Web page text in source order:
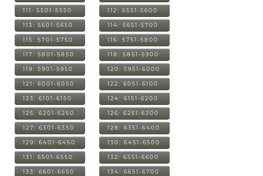
111: 5501-5550 112: 5551-5600
113: 5601-5650 114: 5651-5700
115: 5701-5750 116: 5751-5800
117: 5801-5850 118: 5851-5900
119: 5901-5950 120: 5951-6000
121: 6001-6050 122: 6051-6100
123: 6101-6150 124: 6151-6200
125: 6201-6250 126: 6251-6300
127: 6301-6350 128: 6351-6400
129: 6401-6450 130: 6451-6500
131: 6501-6550 132: 6551-6600
133: 6601-6650 134: 6651-6700